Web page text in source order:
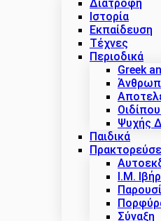
Διατροφή
Ιστορία
Εκπαίδευση
Τέχνες
Περιοδικά
Greek
Ψυχής
Παιδικά
Ι.Μ.
Σύναξη